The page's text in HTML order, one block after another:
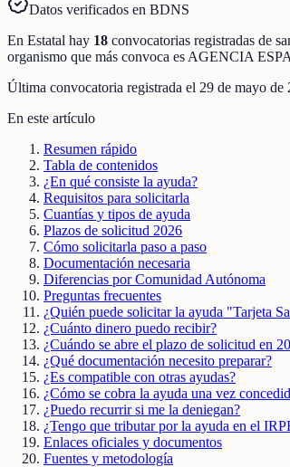
Datos verificados en BDNS
En Estatal hay 18 convocatorias registradas de
organismo que más convoca es AGENCIA
Última convocatoria registrada el 29 de mayo de
En este artículo
Resumen rápido
Tabla de contenidos
¿En qué consiste la ayuda?
Requisitos para solicitarla
Cuantías y tipos de ayuda
Plazos de solicitud 2026
Cómo solicitarla paso a paso
Documentación necesaria
Diferencias por Comunidad Autónoma
Preguntas frecuentes
¿Quién puede solicitar la ayuda "Tarjeta
¿Cuánto dinero puedo recibir?
¿Cuándo se abre el plazo de solicitud en
¿Qué documentación necesito preparar?
¿Es compatible con otras ayudas?
¿Cómo se cobra la ayuda una vez
¿Puedo recurrir si me la deniegan?
¿Tengo que tributar por la ayuda en el
Enlaces oficiales y documentos
Fuentes y metodología